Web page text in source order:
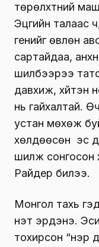
төрөлхтний
Эцгийн талаас
генийг өвлөн
сартайдаа,
шилбээрээ
давхиж, хүйтэн
нь гайхалтай.
устан мөхөж
хөлдөөсөн эс
шилж сонгосон
Райдер билээ.
Монгол тахь
үнэт эрдэнэ.
тохирсон “нэр